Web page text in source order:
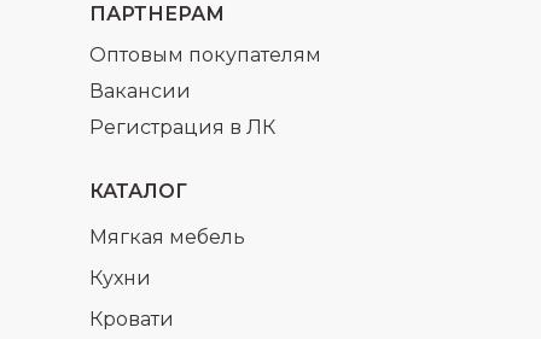
ПАРТНЕРАМ
Регистрация в ЛК
Оптовым покупателям
Вакансии
КАТАЛОГ
Кухни
Мягкая мебель
Кровати